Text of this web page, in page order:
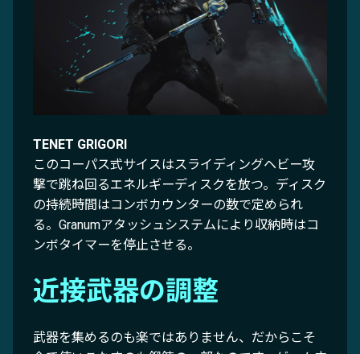
TENET GRIGORI
このコーパス式サイスはスライディングヘビー攻
撃で跳ね回るエネルギーディスクを放つ。ディスク
の持続時間はコンボカウンターの数で定められ
る。Granumアタッシュシステムにより収納時はコ
ンボタイマーを停止させる。
近接武器の調整
武器を集めるのも楽ではありません、だからこそ